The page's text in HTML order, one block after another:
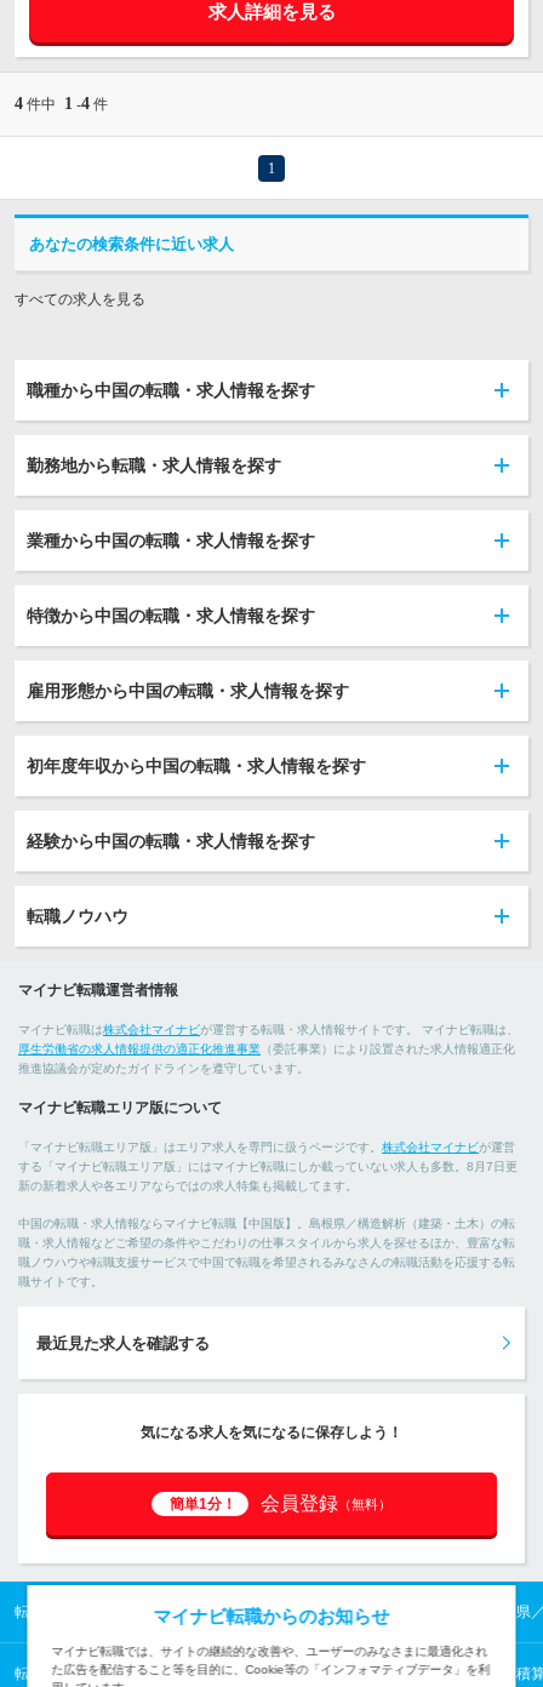
求人詳細を見る
4 件中 1 -4 件
1
あなたの検索条件に近い求人
すべての求人を見る
職種から中国の転職・求人情報を探す
勤務地から転職・求人情報を探す
業種から中国の転職・求人情報を探す
特徴から中国の転職・求人情報を探す
雇用形態から中国の転職・求人情報を探す
初年度年収から中国の転職・求人情報を探す
経験から中国の転職・求人情報を探す
転職ノウハウ
マイナビ転職運営者情報
マイナビ転職は株式会社マイナビが運営する転職・求人情報サイトです。 マイナビ転職は、
厚生労働省の求人情報提供の適正化推進事業 （委託事業）により設置された求人情報適正化
推進協議会が定めたガイドラインを遵守しています。
マイナビ転職エリア版について
「マイナビ転職エリア版」はエリア求人を専門に扱うページです。 株式会社マイナビが運営
する「マイナビ転職エリア版」にはマイナビ転職にしか載っていない求人も多数。8月7日更
新の新着求人や各エリアならではの求人特集も掲載してます。
中国の転職・求人情報ならマイナビ転職【中国版】。島根県／構造解析（建築・土木）の転
職・求人情報などご希望の条件やこだわりの仕事スタイルから求人を探せるほか、豊富な転
職ノウハウや転職支援サービスで中国で転職を希望されるみなさんの転職活動を応援する転
職サイトです。
最近見た求人を確認する
気になる求人を気になるに保存しよう！
簡単1分！ 会員登録 （無料）
転職TOP 中国の転職・求人情報TOP 島根県の転職・求人情報TOP 島根県
転職TOP 建築・土木から探す 建築・土木の転職・求人情報一覧 設計・積
マイナビ転職からのお知らせ
マイナビ転職では、サイトの継続的な改善や、ユーザーのみなさまに最適化され
た広告を配信すること等を目的に、Cookie等の「インフォマティブデータ」を利